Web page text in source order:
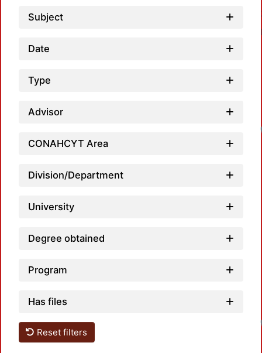
Subject
Date
Type
Advisor
CONAHCYT Area
Division/Department
University
Degree obtained
Program
Has files
Reset filters